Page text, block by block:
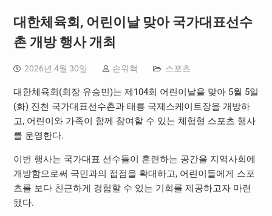
대한체육회, 어린이날 맞아 국가대표선수
촌 개방 행사 개최
2026년 4월 30일 손위혁 스포츠
대한체육회(회장 유승민)는 제104회 어린이날을 맞아 5월 5일
(화) 진천 국가대표선수촌과 태릉 국제스케이트장을 개방하
고, 어린이와 가족이 함께 참여할 수 있는 체험형 스포츠 행사
를 운영한다.
이번 행사는 국가대표 선수들이 훈련하는 공간을 지역사회에
개방함으로써 국민과의 접점을 확대하고, 어린이들에게 스포
츠를 보다 친근하게 경험할 수 있는 기회를 제공하고자 마련
됐다.